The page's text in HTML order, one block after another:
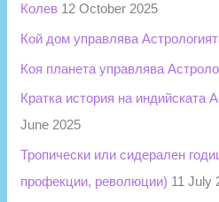
Колев 12 October 2025
Кой дом управлява
Коя планета управлява
Кратка история на индийската
June 2025
Тропически или сидерален
профекции, революции) 11 July